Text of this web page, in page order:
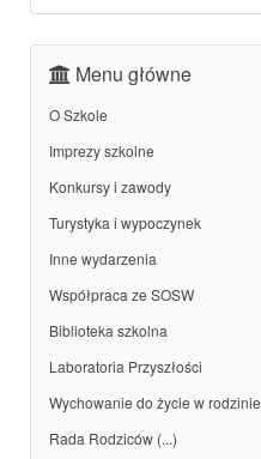
Menu główne
O Szkole
Imprezy szkolne
Konkursy i zawody
Turystyka i wypoczynek
Inne wydarzenia
Współpraca ze SOSW
Biblioteka szkolna
Laboratoria Przyszłości
Wychowanie do życie w rodzinie
Rada Rodziców (...)